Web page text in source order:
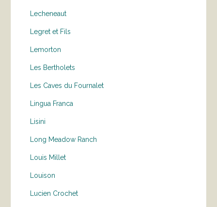
Lecheneaut
Legret et Fils
Lemorton
Les Bertholets
Les Caves du Fournalet
Lingua Franca
Lisini
Long Meadow Ranch
Louis Millet
Louison
Lucien Crochet